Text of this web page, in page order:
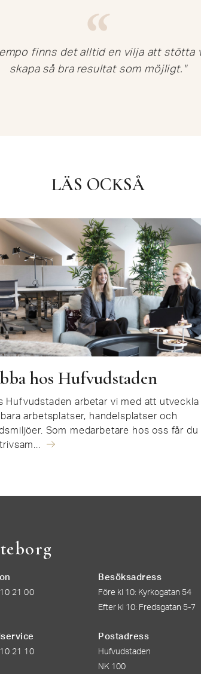
finns det alltid en vilja att stötta
skapa så bra resultat som möjligt."
LÄS OCKSÅ
hos Hufvudstaden
Hufvudstaden arbetar vi med att utveckla
arbetsplatser, handelsplatser och
Som medarbetare hos oss får du
21 00
Besöksadress
Före kl 10: Kyrkogatan 54
Efter kl 10: Fredsgatan 5-7
21 10
Postadress
Hufvudstaden
NK 100